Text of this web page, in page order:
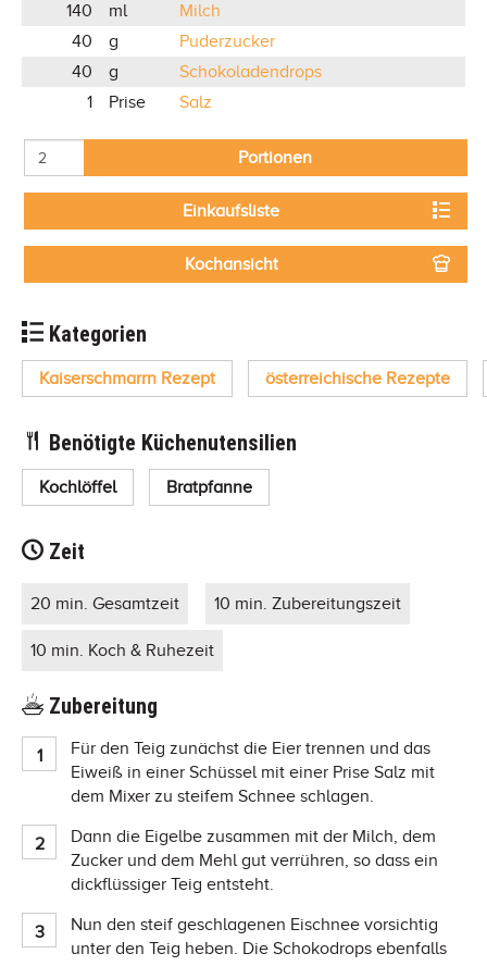
140
ml
Milch
40
g
Puderzucker
40
g
Schokoladendrops
1
Prise Salz
Portionen
Einkaufsliste
Kochansicht
Kategorien
Kaiserschmarrn Rezept österreichische Rezepte
Benötigte Küchenutensilien
Kochlöffel Bratpfanne
Zeit
20 min. Gesamtzeit 10 min. Zubereitungszeit
10 min. Koch & Ruhezeit
Zubereitung
Für den Teig zunächst die Eier trennen und das
Eiweiß in einer Schüssel mit einer Prise Salz mit
dem Mixer zu steifem Schnee schlagen.
Dann die Eigelbe zusammen mit der Milch, dem
Zucker und dem Mehl gut verrühren, so dass ein
dickflüssiger Teig entsteht.
Nun den steif geschlagenen Eischnee vorsichtig
unter den Teig heben. Die Schokodrops ebenfalls